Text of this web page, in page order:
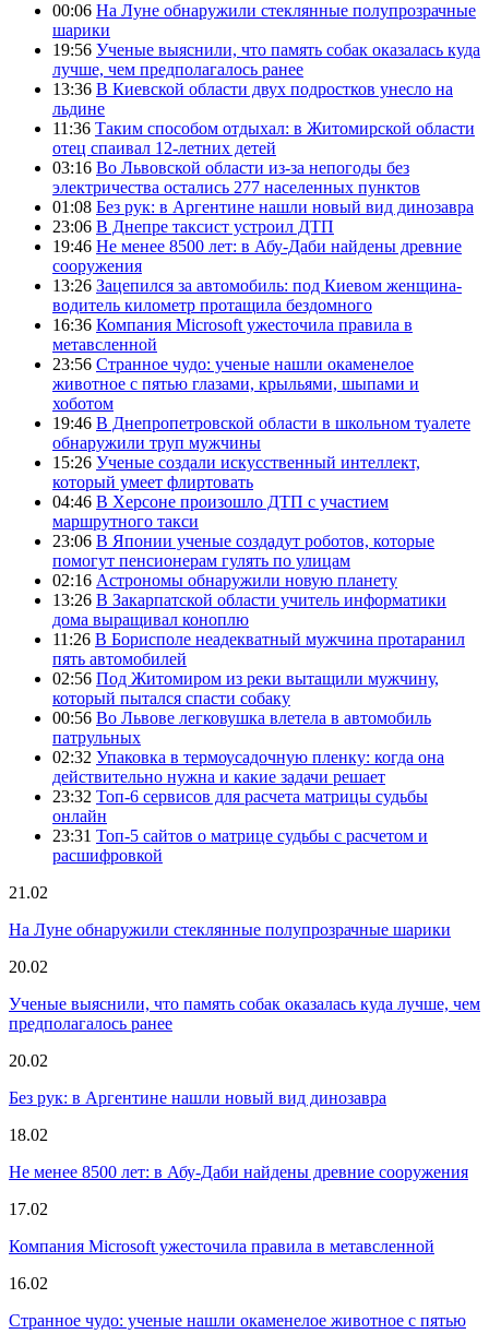
00:06 На Луне обнаружили стеклянные полупрозрачные
шарики
19:56 Ученые выяснили, что память собак оказалась куда
лучше, чем предполагалось ранее
13:36 В Киевской области двух подростков унесло на
льдине
11:36 Таким способом отдыхал: в Житомирской области
отец спаивал 12-летних детей
03:16 Во Львовской области из-за непогоды без
электричества остались 277 населенных пунктов
01:08 Без рук: в Аргентине нашли новый вид динозавра
23:06 В Днепре таксист устроил ДТП
19:46 Не менее 8500 лет: в Абу-Даби найдены древние
сооружения
13:26 Зацепился за автомобиль: под Киевом женщина-
водитель километр протащила бездомного
16:36 Компания Microsoft ужесточила правила в
метавсленной
23:56 Странное чудо: ученые нашли окаменелое
животное с пятью глазами, крыльями, шыпами и
хоботом
19:46 В Днепропетровской области в школьном туалете
обнаружили труп мужчины
15:26 Ученые создали искусственный интеллект,
который умеет флиртовать
04:46 В Херсоне произошло ДТП с участием
маршрутного такси
23:06 В Японии ученые создадут роботов, которые
помогут пенсионерам гулять по улицам
02:16 Астрономы обнаружили новую планету
13:26 В Закарпатской области учитель информатики
дома выращивал коноплю
11:26 В Борисполе неадекватный мужчина протаранил
пять автомобилей
02:56 Под Житомиром из реки вытащили мужчину,
который пытался спасти собаку
00:56 Во Львове легковушка влетела в автомобиль
патрульных
02:32 Упаковка в термоусадочную пленку: когда она
действительно нужна и какие задачи решает
23:32 Топ-6 сервисов для расчета матрицы судьбы
онлайн
23:31 Топ-5 сайтов о матрице судьбы с расчетом и
расшифровкой
21.02
На Луне обнаружили стеклянные полупрозрачные шарики
20.02
Ученые выяснили, что память собак оказалась куда лучше, чем
предполагалось ранее
20.02
Без рук: в Аргентине нашли новый вид динозавра
18.02
Не менее 8500 лет: в Абу-Даби найдены древние сооружения
17.02
Компания Microsoft ужесточила правила в метавсленной
16.02
Странное чудо: ученые нашли окаменелое животное с пятью